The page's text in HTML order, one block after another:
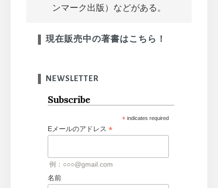
ンマーク出版）などがある。
現在販売中の著書はこちら！
NEWSLETTER
Subscribe
* indicates required
Eメールのアドレス *
例：○○○@gmail.com
名前